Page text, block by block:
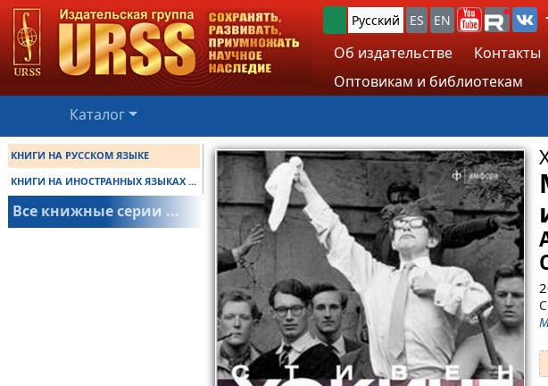
Русский ES EN
Об издательстве
Контакты
Оптовикам и библиотекам
Каталог
КНИГИ НА РУССКОМ ЯЗЫКЕ
КНИГИ НА ИНОСТРАННЫХ ЯЗЫКАХ ...
Все книжные серии ...